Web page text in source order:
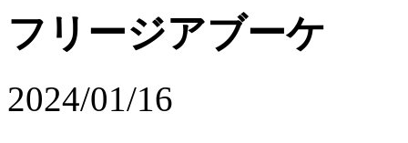
フリージアブーケ
2024/01/16